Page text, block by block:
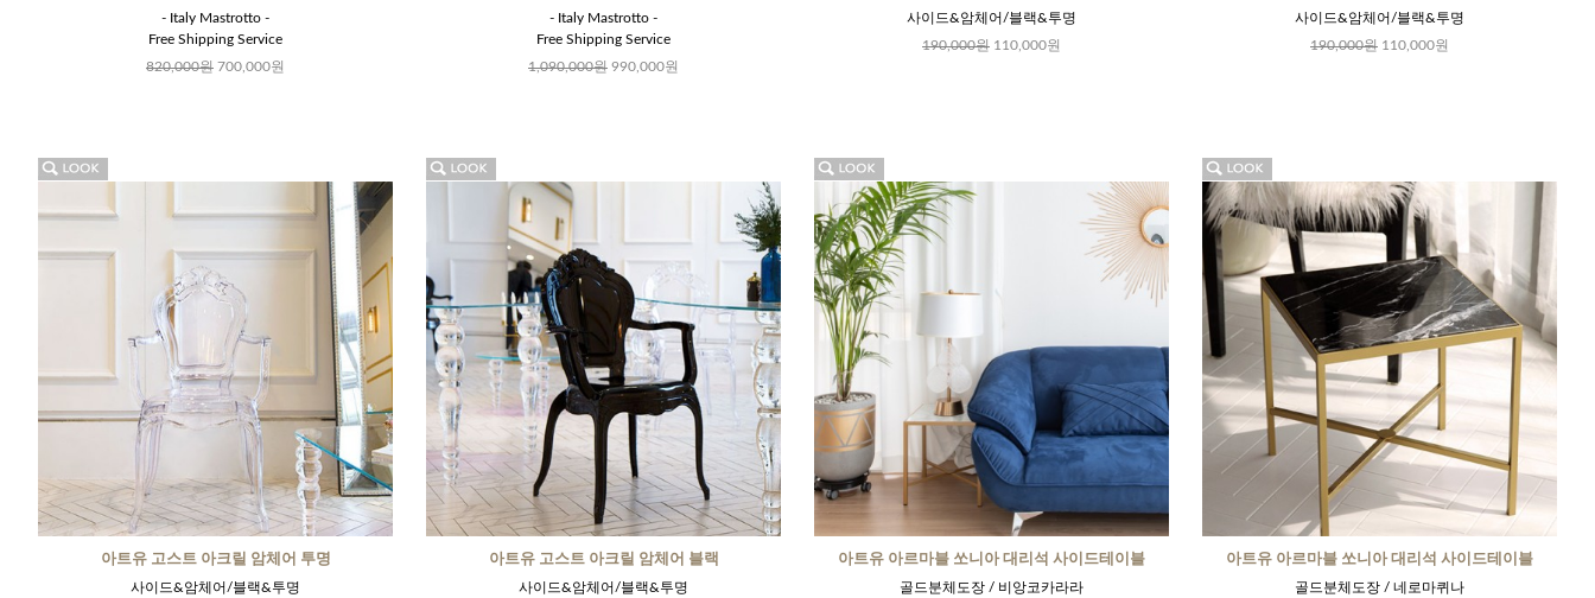
- Italy Mastrotto -
Free Shipping Service
820,000원 700,000원
- Italy Mastrotto -
Free Shipping Service
1,090,000원 990,000원
사이드&암체어/블랙&투명
190,000원 110,000원
사이드&암체어/블랙&투명
190,000원 110,000원
아트유 고스트 아크릴 암체어 투명
사이드&암체어/블랙&투명
아트유 고스트 아크릴 암체어 블랙
사이드&암체어/블랙&투명
아트유 아르마블 쏘니아 대리석 사이드테이블
골드분체도장 / 비앙코카라라
아트유 아르마블 쏘니아 대리석 사이드테이블
골드분체도장 / 네로마퀴나